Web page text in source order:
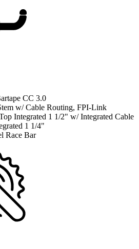
CC 3.0
w/ Cable Routing, FPI-Link
Integrated 1 1/2" w/ Integrated Cable
1 1/4"
Race Bar